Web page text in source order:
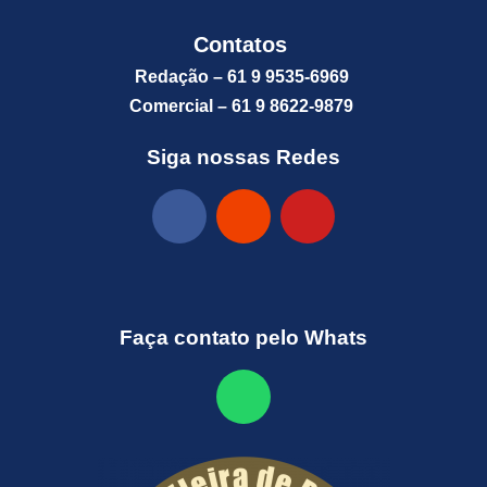
Contatos
Redação – 61 9 9535-6969
Comercial – 61 9 8622-9879
Siga nossas Redes
Faça contato pelo Whats